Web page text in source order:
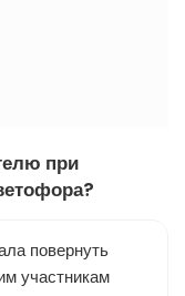
при
повернуть
участникам